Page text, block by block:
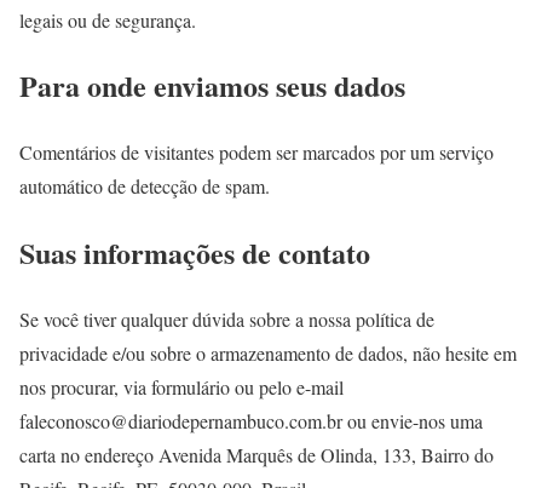
legais ou de segurança.
Para onde enviamos seus dados
Comentários de visitantes podem ser marcados por um serviço
automático de detecção de spam.
Suas informações de contato
Se você tiver qualquer dúvida sobre a nossa política de
privacidade e/ou sobre o armazenamento de dados, não hesite em
nos procurar, via formulário ou pelo e-mail
faleconosco@diariodepernambuco.com.br ou envie-nos uma
carta no endereço Avenida Marquês de Olinda, 133, Bairro do